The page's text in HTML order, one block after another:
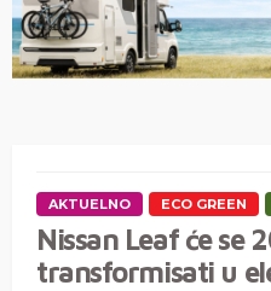
AKTUELNO ECO GREEN
Nissan Leaf će se
transformisati u